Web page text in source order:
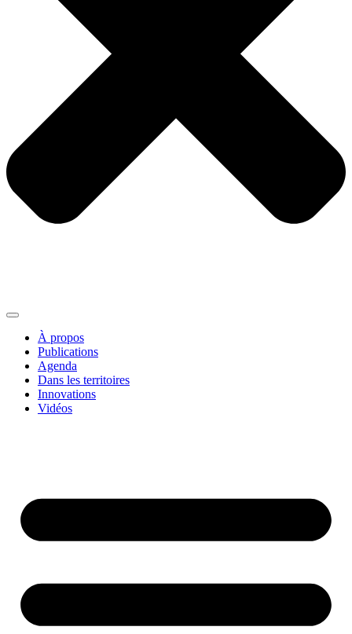
À propos
Publications
Agenda
Dans les territoires
Innovations
Vidéos